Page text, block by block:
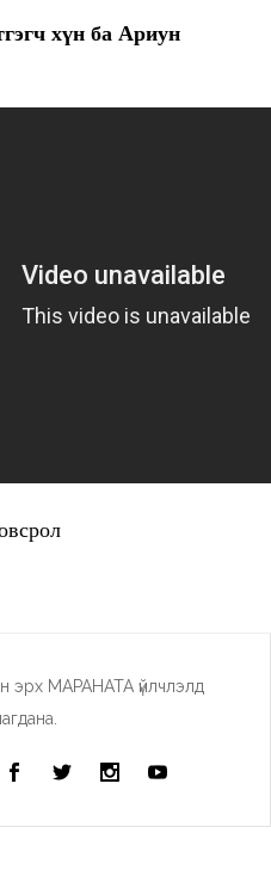
хүн ба Ариун
эрх МАРАНАТА үйлчлэлд